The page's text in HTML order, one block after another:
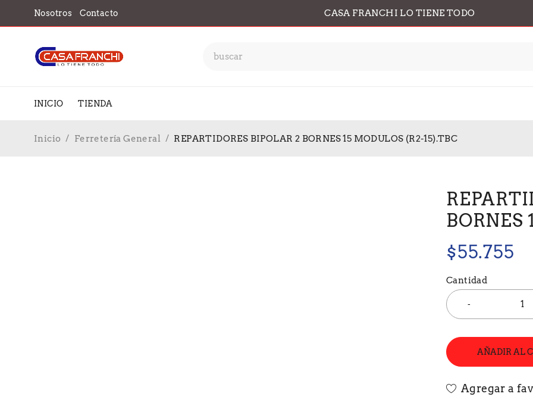
Nosotros Contacto CASA FRANCHI LO TIENE TODO
INICIO TIENDA
Inicio / Ferretería General / REPARTIDORES BIPOLAR 2 BORNES 15 MODULOS (R2-15).TBC
BORNES
$55.755
Cantidad
AÑADIR AL